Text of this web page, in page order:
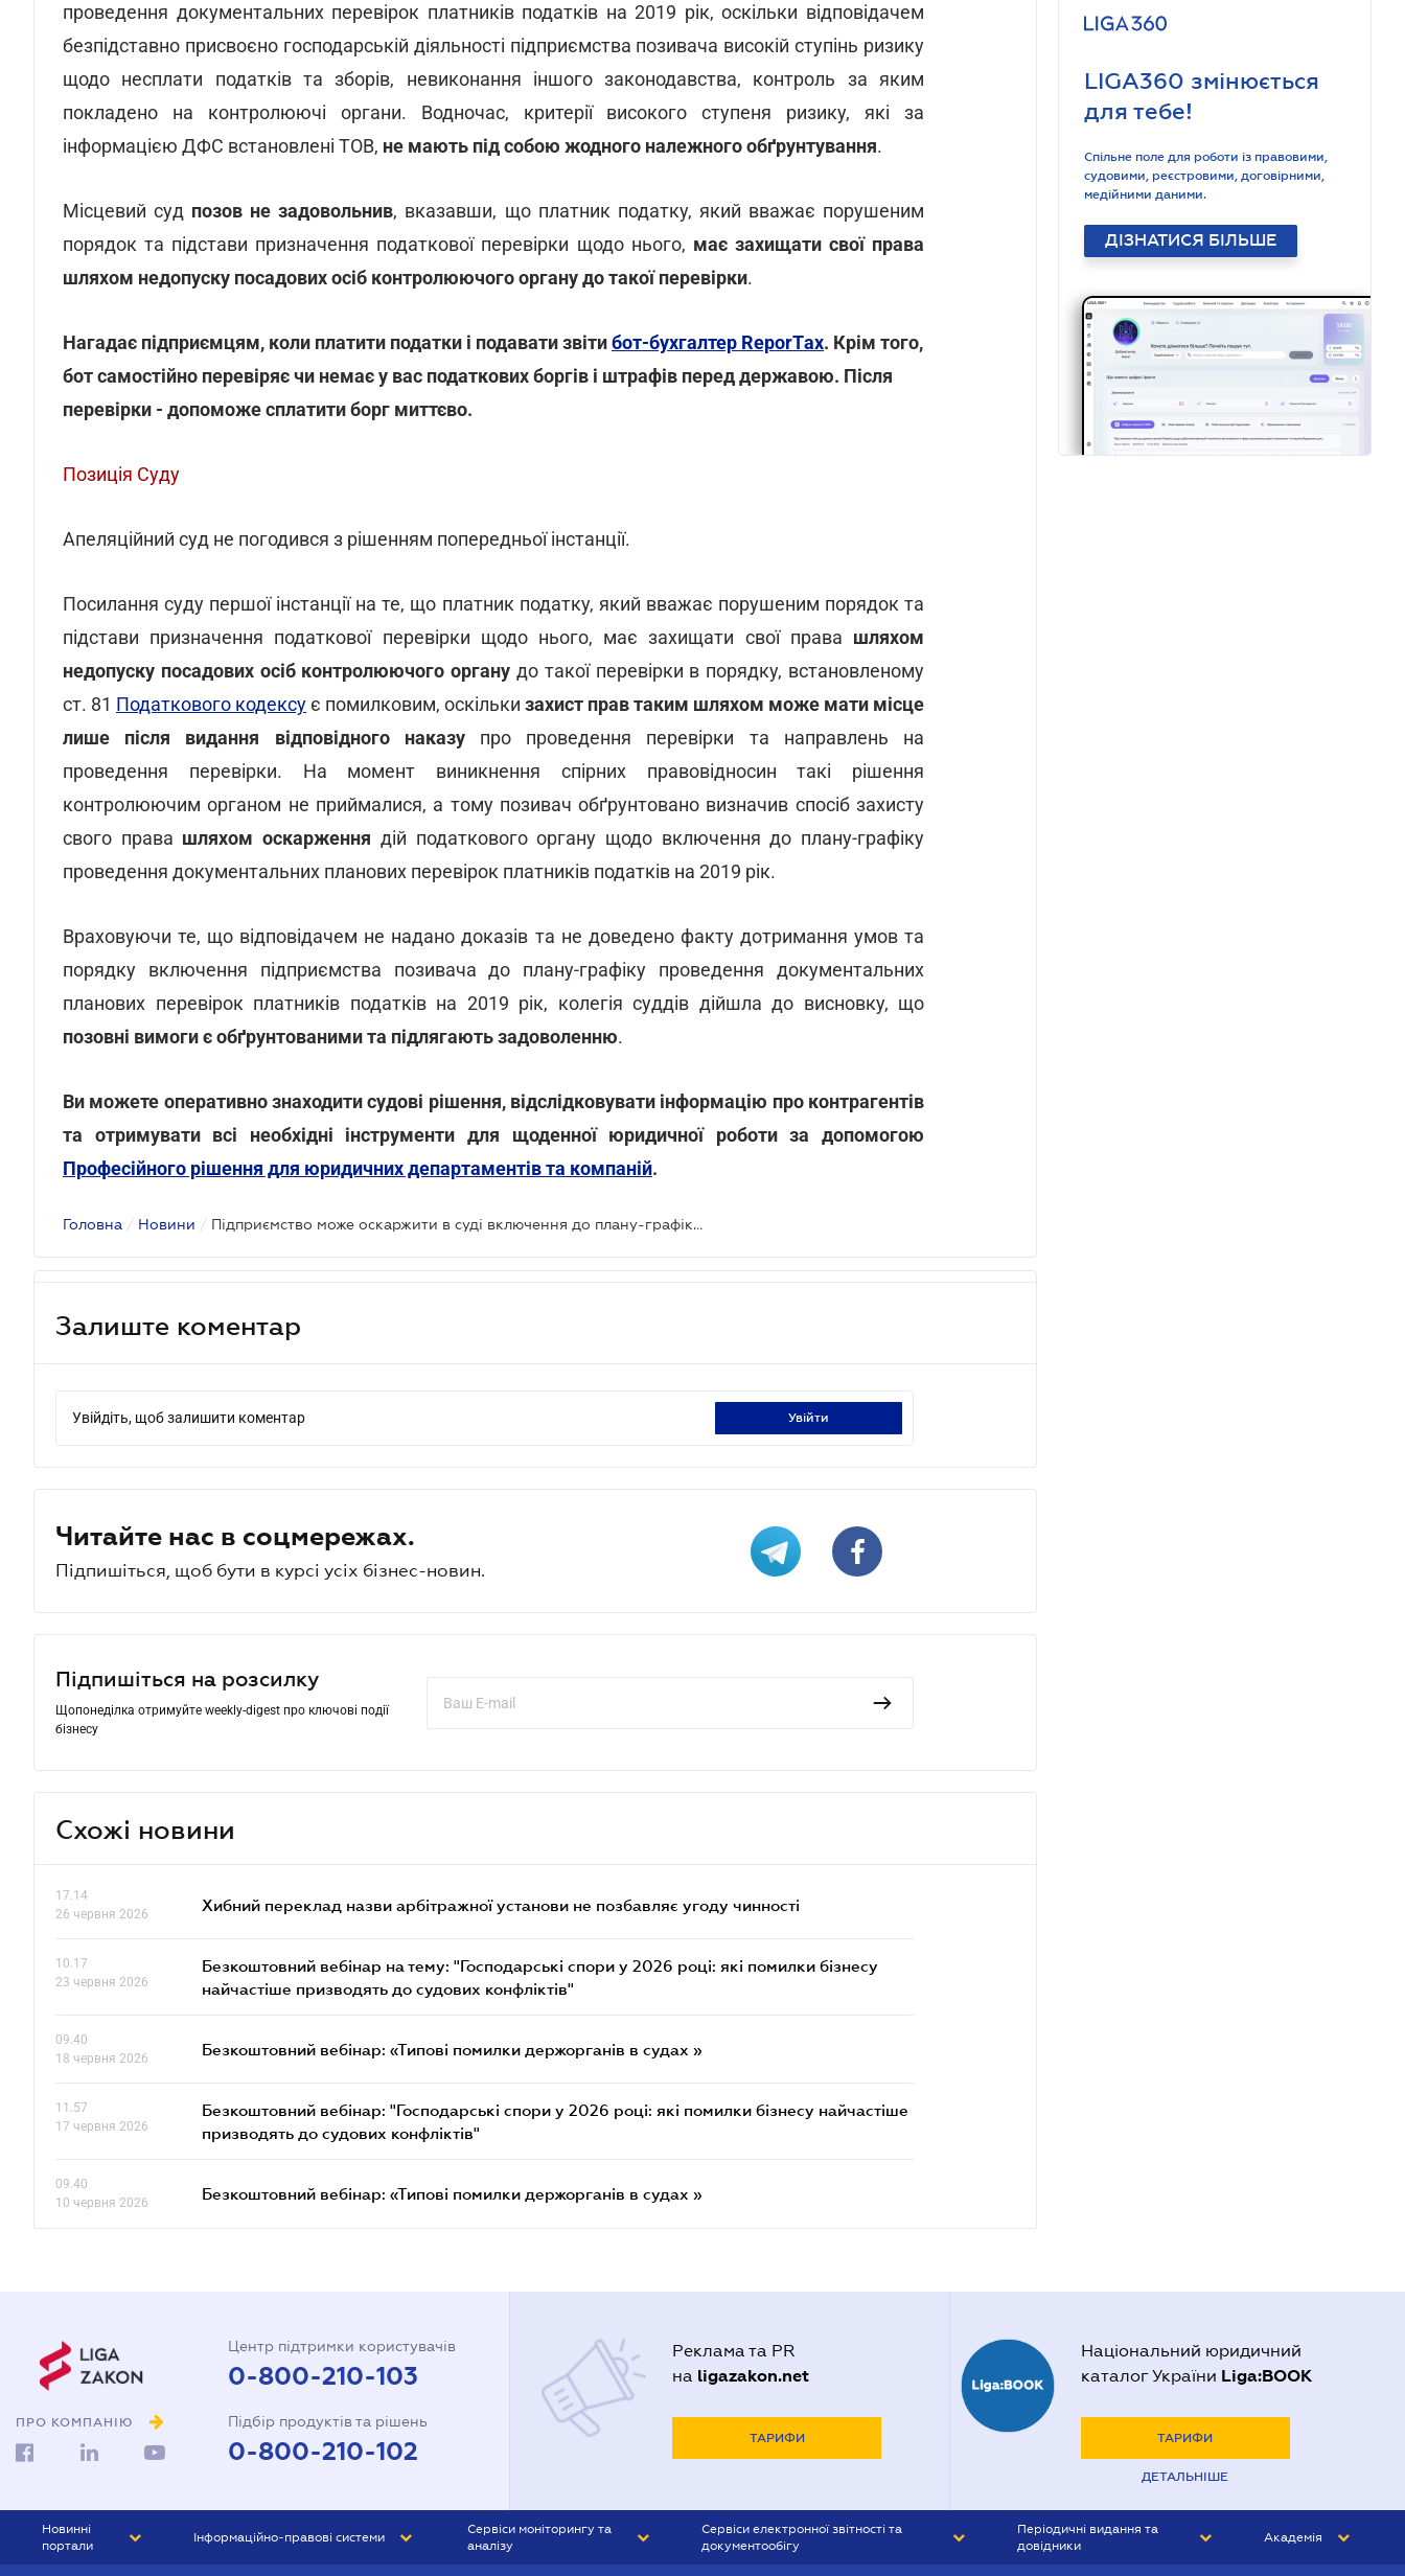
проведення документальних перевірок платників податків на 2019 рік, оскільки відповідачем
безпідставно присвоєно господарській діяльності підприємства позивача високій ступінь ризику
щодо несплати податків та зборів, невиконання іншого законодавства, контроль за яким
покладено на контролюючі органи. Водночас, критерії високого ступеня ризику, які за
інформацією ДФС встановлені ТОВ, не мають під собою жодного належного обґрунтування.
Місцевий суд позов не задовольнив, вказавши, що платник податку, який вважає порушеним
порядок та підстави призначення податкової перевірки щодо нього, має захищати свої права
шляхом недопуску посадових осіб контролюючого органу до такої перевірки.
Нагадає підприємцям, коли платити податки і подавати звітибот-бухгалтер ReporTах. Крім того,
бот самостійно перевіряє чи немає у вас податкових боргів і штрафів перед державою. Після
перевірки - допоможе сплатити борг миттєво.
Позиція Суду
Апеляційний суд не погодився з рішенням попередньої інстанції.
Посилання суду першої інстанції на те, що платник податку, який вважає порушеним порядок та
підстави призначення податкової перевірки щодо нього, має захищати свої права шляхом
недопуску посадових осіб контролюючого органу до такої перевірки в порядку, встановленому
ст. 81 Податкового кодексу є помилковим, оскільки захист прав таким шляхом може мати місце
лише після видання відповідного наказупро проведення перевірки та направлень на
проведення перевірки. На момент виникнення спірних правовідносин такі рішення
контролюючим органом не приймалися, а тому позивач обґрунтовано визначив спосіб захисту
свого права шляхом оскарження дій податкового органу щодо включення до плану-графіку
проведення документальних планових перевірок платників податків на 2019 рік.
Враховуючи те, що відповідачем не надано доказів та не доведено факту дотримання умов та
порядку включення підприємства позивача до плану-графіку проведення документальних
планових перевірок платників податків на 2019 рік, колегія суддів дійшла до висновку, що
позовні вимоги є обґрунтованими та підлягають задоволенню.
Ви можете оперативно знаходити судові рішення, відслідковувати інформацію про контрагентів
та отримувати всі необхідні інструменти для щоденної юридичної роботи за допомогою
Професійного рішення для юридичних департаментів та компаній.
Головна / Новини / Підприємство може оскаржити в суді включення до плану-графіка податкових перевірок
Залиште коментар
Увійдіть, щоб залишити коментар увійти
Читайте нас в соцмережах.
Підпишіться, щоб бути в курсі усіх бізнес-новин.
Підпишіться на розсилку
Щопонеділка отримуйте weekly-digest про ключові події
бізнесу
Схожі новини
17.14
26 червня 2026
Хибний переклад назви арбітражної установи не позбавляє угоду чинності
10.17
23 червня 2026
Безкоштовний вебінар на тему: "Господарські спори у 2026 році: які помилки бізнесу
найчастіше призводять до судових конфліктів"
09.40
18 червня 2026
Безкоштовний вебінар: «Типові помилки держорганів в судах »
11.57
17 червня 2026
Безкоштовний вебінар: "Господарські спори у 2026 році: які помилки бізнесу найчастіше
призводять до судових конфліктів"
09.40
10 червня 2026
Безкоштовний вебінар: «Типові помилки держорганів в судах »
LIGA360 змінюється
для тебе!
Спільне поле для роботи із правовими,
судовими, реєстровими, договірними,
медійними даними.
ДІЗНАТИСЯ БІЛЬШЕ
ПРО КОМПАНІЮ
Центр підтримки користувачів
0-800-210-103
Підбір продуктів та рішень
0-800-210-102
Реклама та PR
на ligazakon.net
ТАРИФИ
Національний юридичний
каталог України Liga:BOOK
ТАРИФИ
ДЕТАЛЬНІШЕ
Новинні
портали
Інформаційно-правові системи
Сервіси моніторингу та
аналізу
Сервіси електронної звітності та
документообігу
Періодичні видання та
довідники
Академія